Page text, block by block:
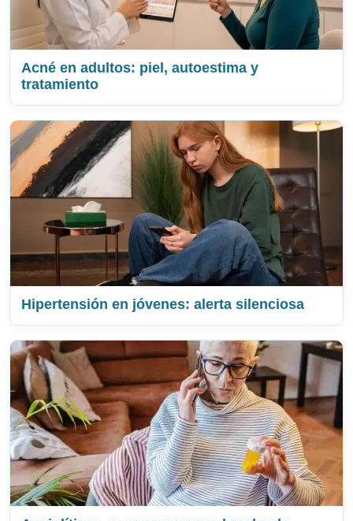
Acné en adultos: piel, autoestima y
tratamiento
Hipertensión en jóvenes: alerta silenciosa